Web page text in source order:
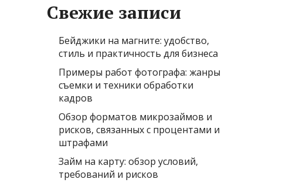
Свежие записи
Бейджики на магните: удобство,
стиль и практичность для бизнеса
Примеры работ фотографа: жанры
съемки и техники обработки
кадров
Обзор форматов микрозаймов и
рисков, связанных с процентами и
штрафами
Займ на карту: обзор условий,
требований и рисков